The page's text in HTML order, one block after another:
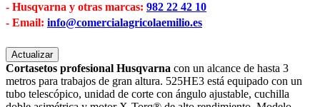
- Husqvarna y otras marcas: 982 22 42 10
- Email: info@comercialagricolaemilio.es
Cortasetos profesional Husqvarna con un alcance de hasta 3
metros para trabajos de gran altura. 525HE3 está equipado con un
tubo telescópico, unidad de corte con ángulo ajustable, cuchilla